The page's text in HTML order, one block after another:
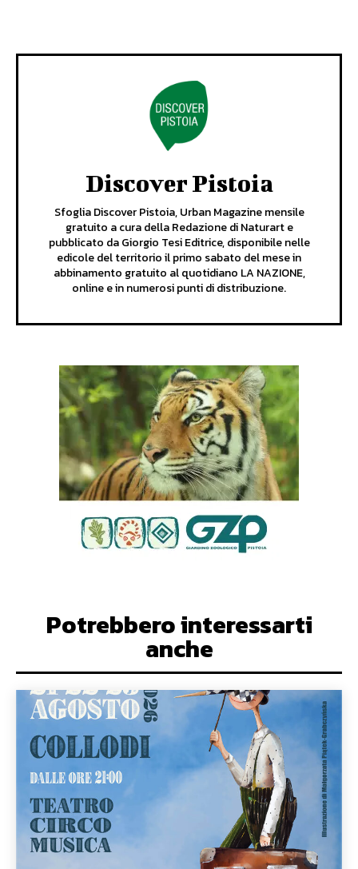
Discover Pistoia
Sfoglia Discover Pistoia, Urban Magazine mensile
gratuito a cura della Redazione di Naturart e
pubblicato da Giorgio Tesi Editrice, disponibile nelle
edicole del territorio il primo sabato del mese in
abbinamento gratuito al quotidiano LA NAZIONE,
online e in numerosi punti di distribuzione.
Potrebbero interessarti
anche